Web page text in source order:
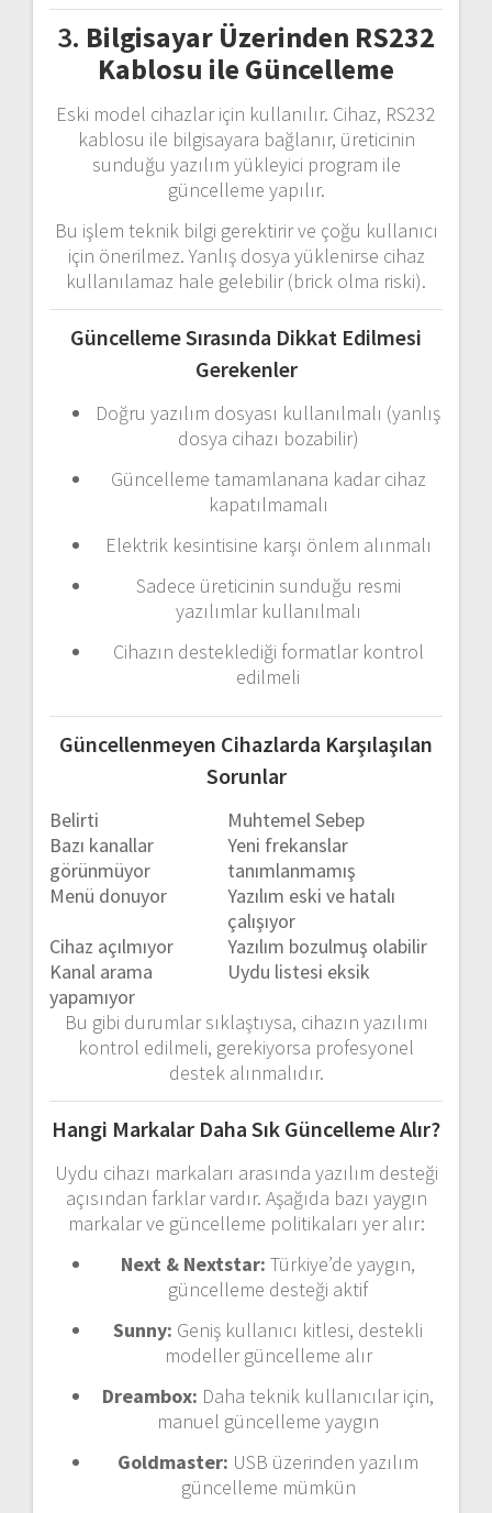
3. Bilgisayar Üzerinden RS232
Kablosu ile Güncelleme
Eski model cihazlariçin kullanılır. Cihaz, RS232
kablosu ile bilgisayara bağlanır, üreticinin
sunduğu yazılım yükleyici program ile
güncelleme yapılır.
Bu işlem teknik bilgi gerektirirve çoğu kullanıcı
için önerilmez.Yanlış dosya yüklenirse cihaz
kullanılamaz hale gelebilir (brick olma riski).
GüncellemeSırasında Dikkat Edilmesi
Gerekenler
Doğru yazılım dosyası kullanılmalı (yanlış
dosya cihazı bozabilir)
Güncelleme tamamlanana kadarcihaz
kapatılmamalı
Elektrik kesintisine karşı önlem alınmalı
Sadece üreticinin sunduğu resmi
yazılımlar kullanılmalı
Cihazın desteklediği formatlar kontrol
edilmeli
Güncellenmeyen Cihazlarda Karşılaşılan
Sorunlar
Belirti Muhtemel Sebep
Bazı kanallar
görünmüyor
Yeni frekanslar
tanımlanmamış
Menü donuyor Yazılım eski ve hatalı
çalışıyor
Cihaz açılmıyor Yazılım bozulmuş olabilir
Kanal arama
yapamıyor
Uydu listesi eksik
Bu gibi durumlarsıklaştıysa, cihazın yazılımı
kontrol edilmeli, gerekiyorsa profesyonel
destek alınmalıdır.
Hangi Markalar Daha Sık GüncellemeAlır?
Uydu cihazı markaları arasında yazılım desteği
açısından farklarvardır. Aşağıda bazı yaygın
markalarve güncelleme politikaları yeralır:
Next & Nextstar: Türkiye’de yaygın,
güncelleme desteği aktif
Sunny: Geniş kullanıcı kitlesi, destekli
modellergüncelleme alır
Dreambox: Daha teknik kullanıcılariçin,
manuel güncelleme yaygın
Goldmaster: USB üzerinden yazılım
güncelleme mümkün